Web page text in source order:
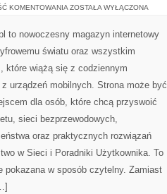
KOMENTOWANIA INTERNET
ZOSTAŁA WYŁĄCZONA
to nowoczesny magazyn internetowy
światu oraz wszystkim
które wiążą się z codziennym
urządzeń mobilnych. Strona może być
dla osób, które chcą przyswoić
sieci bezprzewodowych,
oraz praktycznych rozwiązań
w Sieci i Poradniki Użytkownika. To
pokazana w sposób czytelny. Zamiast